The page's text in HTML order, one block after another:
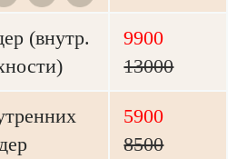
(внутр.
9900
13000
5900
8500